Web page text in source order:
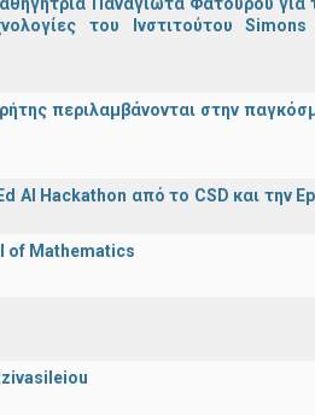
του Ινστιτούτου
περιλαμβάνονται στην
AI Hackathon από το CSD και την
of Mathematics